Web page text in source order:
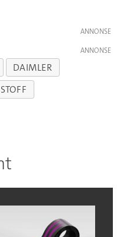
DAIMLER